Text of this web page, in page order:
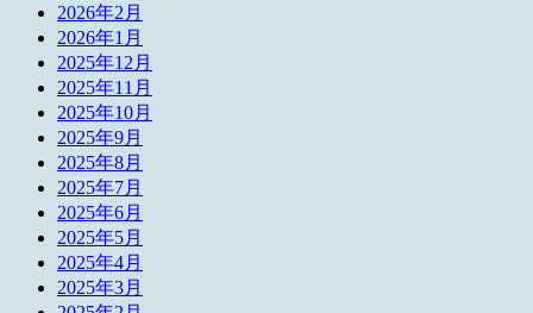
2026年2月
2026年1月
2025年12月
2025年11月
2025年10月
2025年9月
2025年8月
2025年7月
2025年6月
2025年5月
2025年4月
2025年3月